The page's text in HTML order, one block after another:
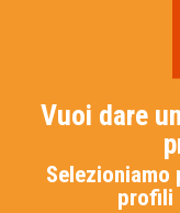
Vuoi dare
profili